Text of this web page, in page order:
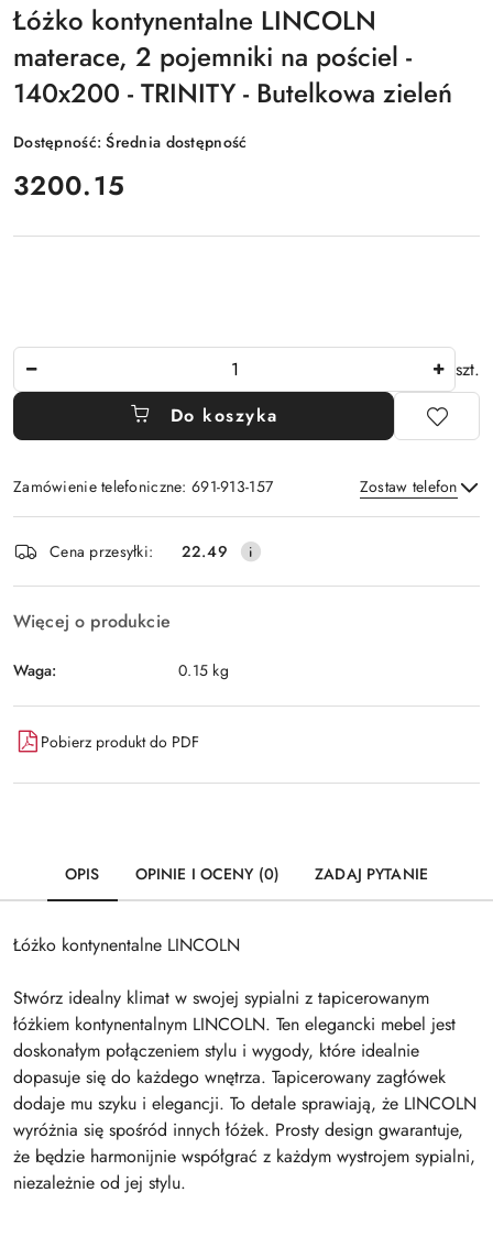
Łóżko kontynentalne LINCOLN
materace, 2 pojemniki na pościel -
140x200 - TRINITY - Butelkowa zieleń
Dostępność:Średnia dostępność
cena:
3200.15
szt.
Do koszyka
Zamówienie telefoniczne: 691-913-157 Zostaw telefon
Wyślij
i
dostawa
Cena przesyłki: 22.49
Więcej o produkcie
Waga: 0.15 kg
Pobierz produkt do PDF
OPIS OPINIE I OCENY (0) ZADAJ PYTANIE
Łóżko kontynentalne LINCOLN
Stwórz idealny klimat w swojej sypialni z tapicerowanym
łóżkiem kontynentalnym LINCOLN. Ten elegancki mebel jest
doskonałym połączeniem stylu i wygody, które idealnie
dopasuje się do każdego wnętrza. Tapicerowany zagłówek
dodaje mu szyku i elegancji. To detale sprawiają, że LINCOLN
wyróżnia się spośród innych łóżek. Prosty design gwarantuje,
że będzie harmonijnie współgrać z każdym wystrojem sypialni,
niezależnie od jej stylu.